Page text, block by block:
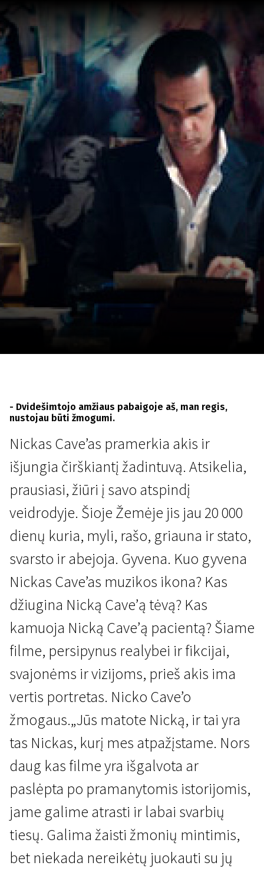
Neišgalvotas gyvenimas
20 000 dienų žemėje
1 val. 35 min. | Dokumentinis | N/A
- Dvidešimtojo amžiaus pabaigoje aš, man regis,
nustojau būti žmogumi.
Nickas Cave’as pramerkia akis ir
išjungia čirškiantį žadintuvą. Atsikelia,
prausiasi, žiūri į savo atspindį
veidrodyje. Šioje Žemėje jis jau 20 000
dienų kuria, myli, rašo, griauna ir stato,
svarsto ir abejoja. Gyvena. Kuo gyvena
Nickas Cave’as muzikos ikona? Kas
džiugina Nicką Cave’ą tėvą? Kas
kamuoja Nicką Cave’ą pacientą? Šiame
filme, persipynus realybei ir fikcijai,
svajonėms ir vizijoms, prieš akis ima
vertis portretas. Nicko Cave’o
žmogaus.„Jūs matote Nicką, ir tai yra
tas Nickas, kurį mes atpažįstame. Nors
daug kas filme yra išgalvota ar
paslėpta po pramanytomis istorijomis,
jame galime atrasti ir labai svarbių
tiesų. Galima žaisti žmonių mintimis,
bet niekada nereikėtų juokauti su jų